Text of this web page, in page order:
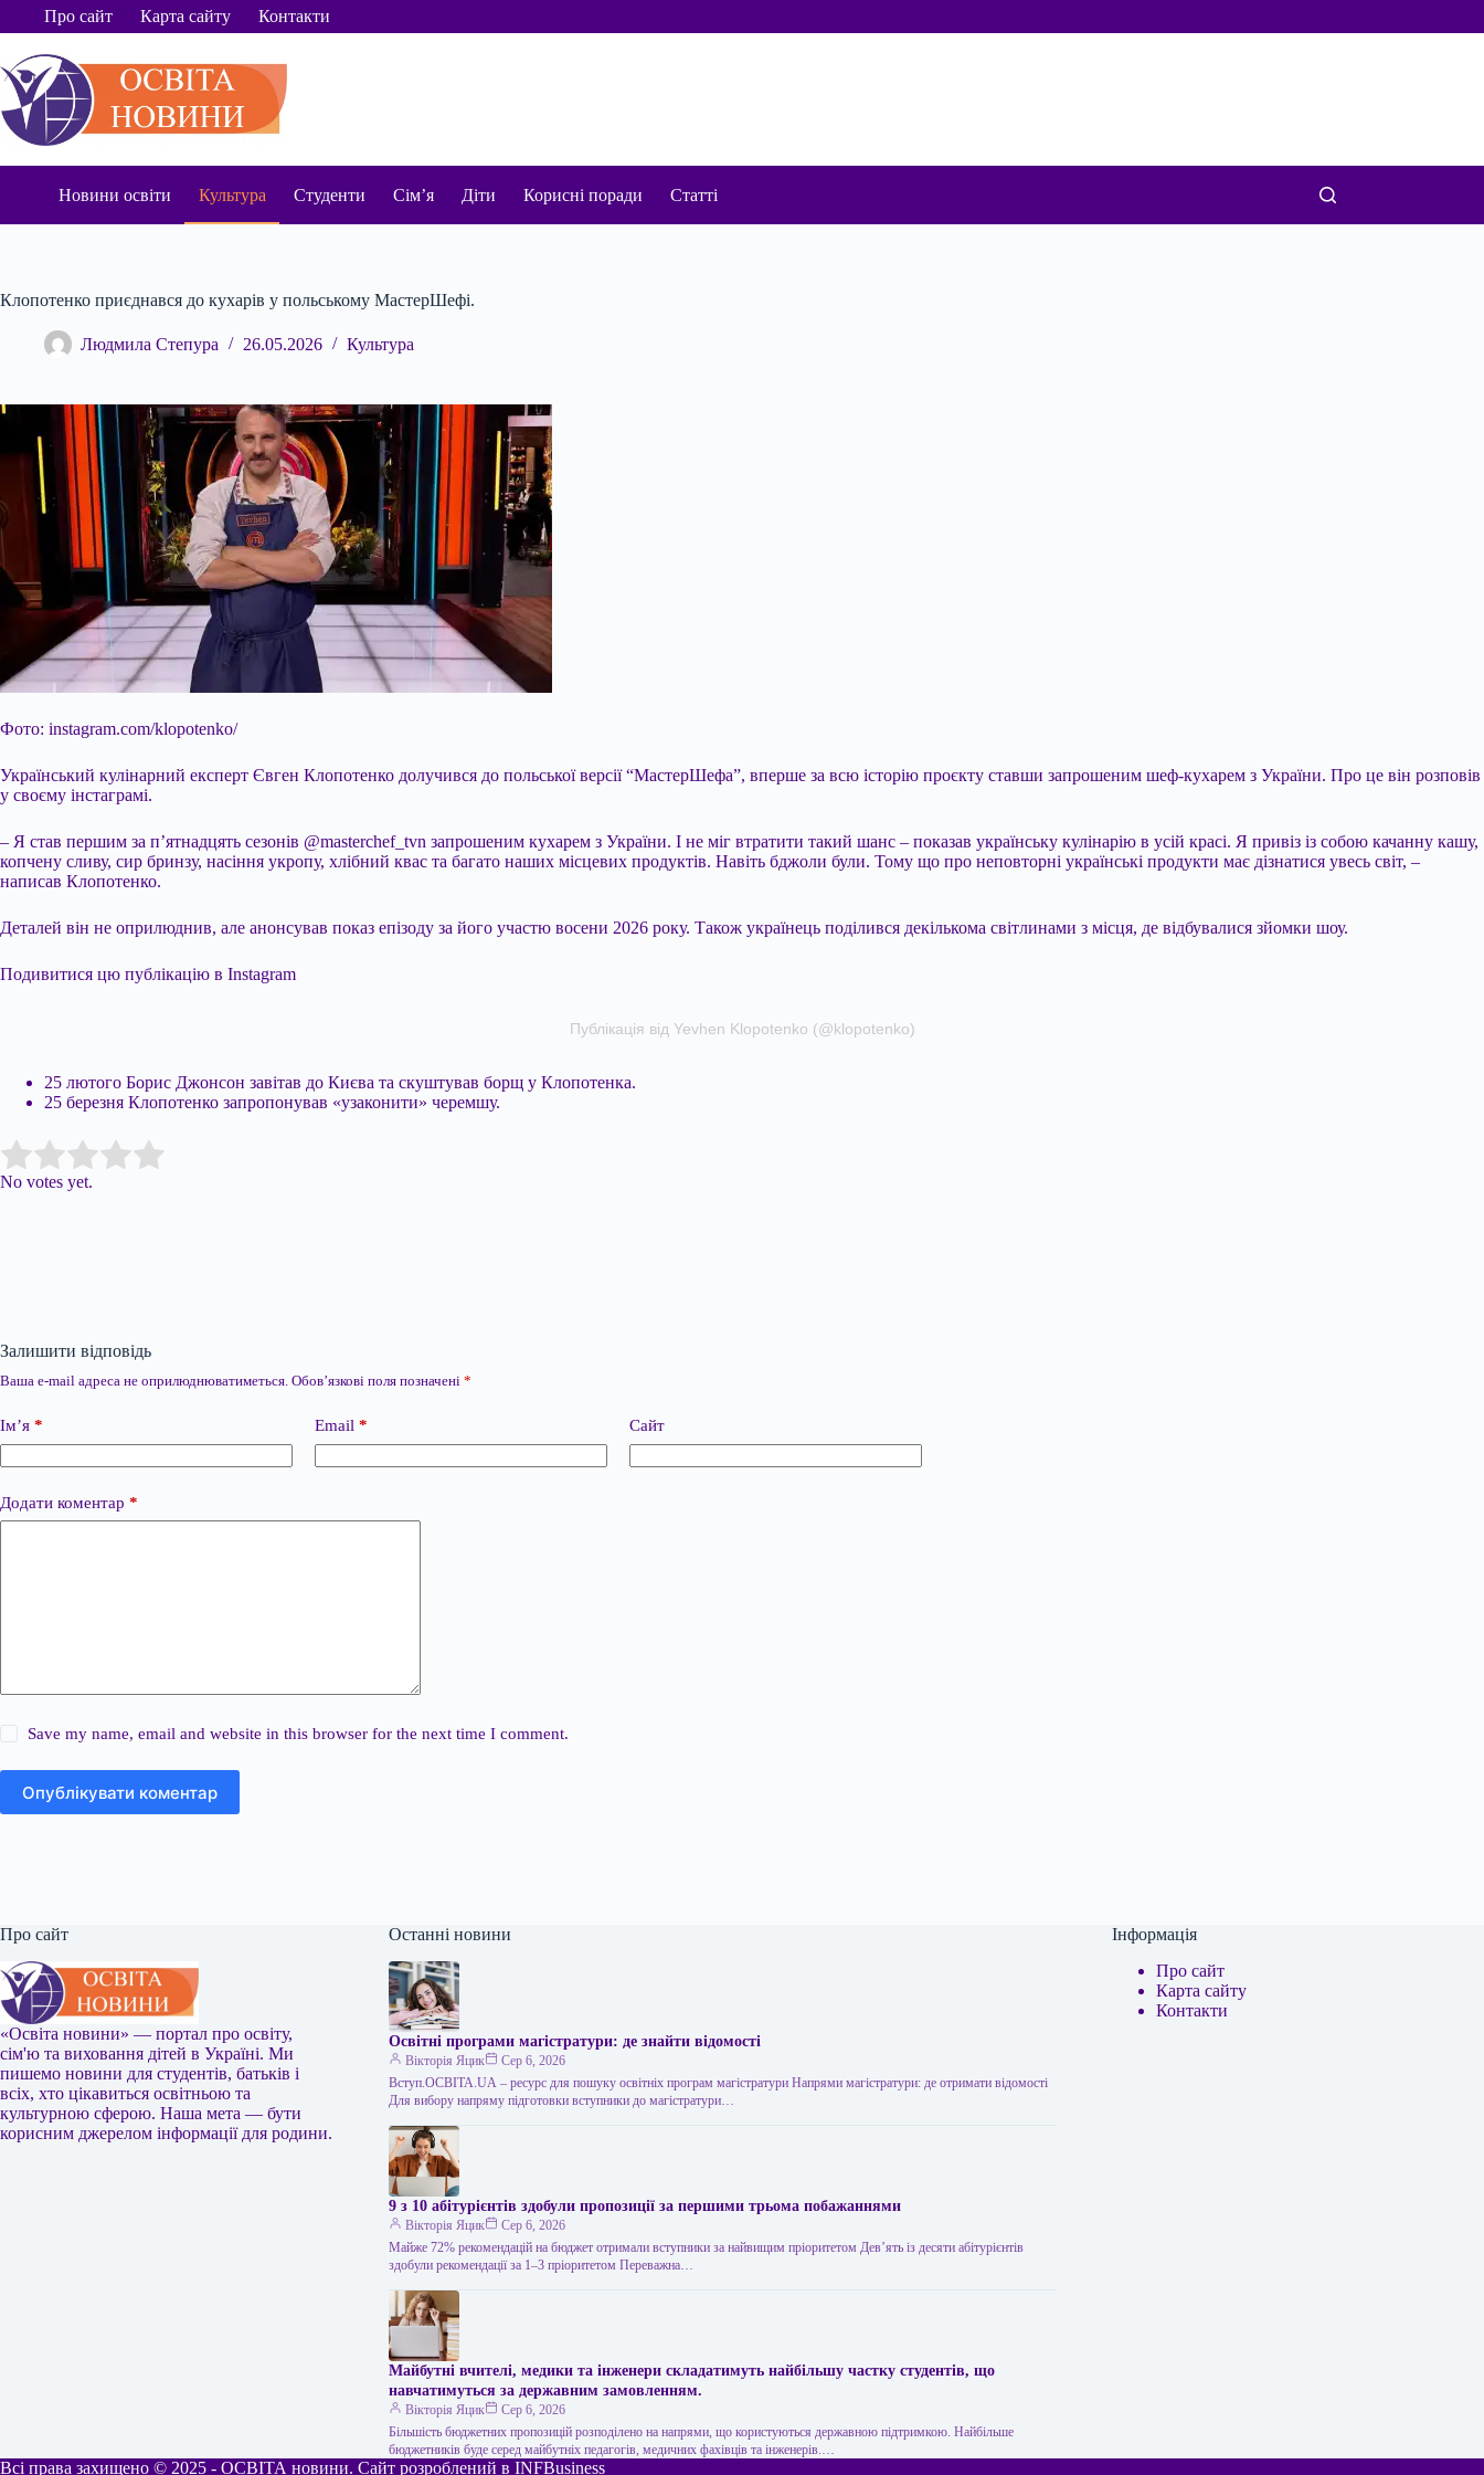
ПерейтиПро сайт Карта сайту Контакти
Новини освіти Культура Студенти Сім’я Діти Корисні поради Статті
Клопотенко приєднався до кухарів у польському МастерШефі.
Людмила Степура 26.05.2026 Культура
Фото: instagram.com/klopotenko/
Український кулінарний експерт Євген Клопотенко долучився до польської версії “МастерШефа”, вперше за всю історію проєкту ставши запрошеним шеф-кухарем з України. Про це він розповів
у своєму інстаграмі.
– Я став першим за п’ятнадцять сезонів @masterchef_tvn запрошеним кухарем з України. І не міг втратити такий шанс – показав українську кулінарію в усій красі. Я привіз із собою качанну кашу,
копчену сливу, сир бринзу, насіння укропу, хлібний квас та багато наших місцевих продуктів. Навіть бджоли були. Тому що про неповторні українські продукти має дізнатися увесь світ, –
написав Клопотенко.
Деталей він не оприлюднив, але анонсував показ епізоду за його участю восени 2026 року. Також українець поділився декількома світлинами з місця, де відбувалися зйомки шоу.
Подивитися цю публікацію в Instagram
Публікація від Yevhen Klopotenko (@klopotenko)
25 лютого Борис Джонсон завітав до Києва та скуштував борщ у Клопотенка.
25 березня Клопотенко запропонував «узаконити» черемшу.
Rate this item:
No votes yet.
Залишити відповідь
Ваша e-mail адреса не оприлюднюватиметься. Обов’язкові поля позначені *
Ім’я * Email * Сайт
Додати коментар *
Save my name, email and website in this browser for the next time I comment.
Опублікувати коментар
Про сайт
«Освіта новини» — портал про освіту,
сім'ю та виховання дітей в Україні. Ми
пишемо новини для студентів, батьків і
всіх, хто цікавиться освітньою та
культурною сферою. Наша мета — бути
корисним джерелом інформації для родини.
Останні новини
Освітні програми магістратури: де знайти відомості
Вікторія Яцик
Сер 6, 2026
Вступ.ОСВІТА.UA – ресурс для пошуку освітніх програм магістратури Напрями магістратури: де отримати відомості
Для вибору напряму підготовки вступники до магістратури…
9 з 10 абітурієнтів здобули пропозиції за першими трьома побажаннями
Вікторія Яцик
Сер 6, 2026
Майже 72% рекомендацій на бюджет отримали вступники за найвищим пріоритетом Дев’ять із десяти абітурієнтів
здобули рекомендації за 1–3 пріоритетом Переважна…
Майбутні вчителі, медики та інженери складатимуть найбільшу частку студентів, що
навчатимуться за державним замовленням.
Вікторія Яцик
Сер 6, 2026
Більшість бюджетних пропозицій розподілено на напрями, що користуються державною підтримкою. Найбільше
бюджетників буде серед майбутніх педагогів, медичних фахівців та інженерів.…
Інформація
Про сайт
Карта сайту
Контакти
Всі права захищено © 2025 - ОСВІТА новини. Сайт розроблений в INFBusiness